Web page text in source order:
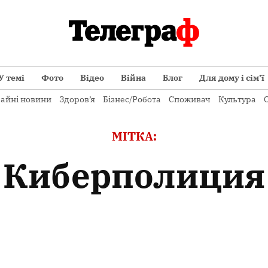
темі Фото Відео Війна Блог Для дому і сім’ї
новини Здоров’я Бізнес/Робота Споживач Культура
МІТКА:
киберполиция